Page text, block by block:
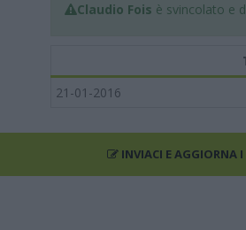
Claudio Fois è svincolato e
21-01-2016
INVIACI E AGGIORNA